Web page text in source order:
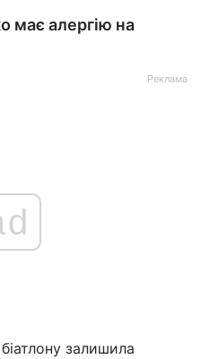
має алергію на
Реклама
залишила